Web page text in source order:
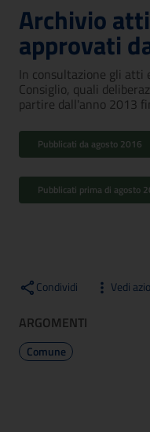
Archivio
approvati
In consultazione gli atti
Consiglio, quali
partire dall'anno 2013
Pubblicati da agosto 2016
Pubblicati prima di agosto
Condividi Vedi
ARGOMENTI
Comune